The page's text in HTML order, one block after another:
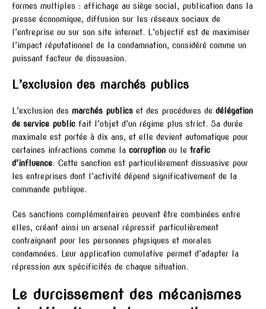
formes multiples : affichage au siège social, publication dans la
presse économique, diffusion sur les réseaux sociaux de
l’entreprise ou sur son site internet. L’objectif est de maximiser
l’impact réputationnel de la condamnation, considéré comme un
puissant facteur de dissuasion.
L’exclusion des marchés publics
L’exclusion des marchés publics et des procédures de délégation
de service public fait l’objet d’un régime plus strict. Sa durée
maximale est portée à dix ans, et elle devient automatique pour
certaines infractions comme la corruption ou le trafic
d’influence. Cette sanction est particulièrement dissuasive pour
les entreprises dont l’activité dépend significativement de la
commande publique.
Ces sanctions complémentaires peuvent être combinées entre
elles, créant ainsi un arsenal répressif particulièrement
contraignant pour les personnes physiques et morales
condamnées. Leur application cumulative permet d’adapter la
répression aux spécificités de chaque situation.
Le durcissement des mécanismes